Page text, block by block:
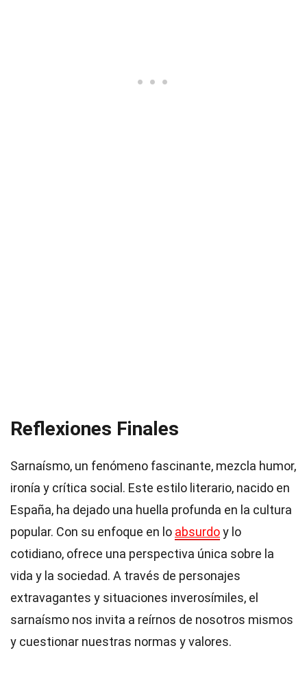
Reflexiones Finales
Sarnaísmo, un fenómeno fascinante, mezcla humor,
ironía y crítica social. Este estilo literario, nacido en
España, ha dejado una huella profunda en la cultura
popular. Con su enfoque en lo absurdoy lo
cotidiano, ofrece una perspectiva única sobre la
vida y la sociedad. A través de personajes
extravagantes y situaciones inverosímiles, el
sarnaísmo nos invita a reírnos de nosotros mismos
y cuestionar nuestras normas y valores.